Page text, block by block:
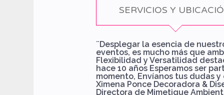
SERVICIOS Y
¨Desplegar la esencia de
eventos, es mucho más que
Flexibilidad y Versatilidad
hace 10 años Esperamos ser
momento, Envíanos tus dudas y
Ximena Ponce Decoradora &
Directora de Mimetique